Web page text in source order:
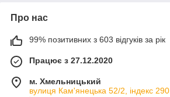
Про нас
99% позитивних з 603 відгуків за рік
Працює з 27.12.2020
м. Хмельницький
вулиця Кам'янецька 52/2, індекс